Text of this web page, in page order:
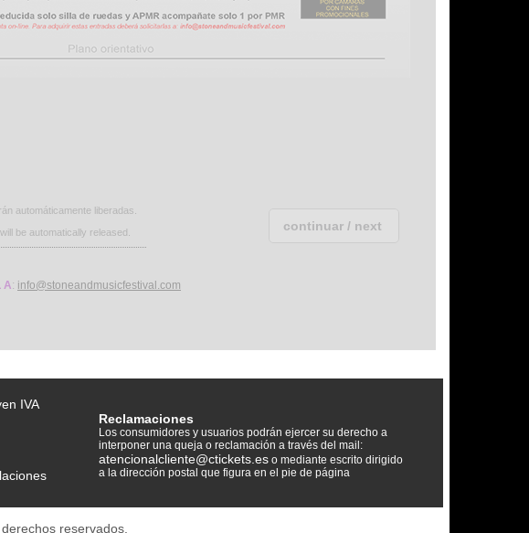
automáticamente liberadas.
be automatically released.
A: info@stoneandmusicfestival.com
IVA
Reclamaciones
Los consumidores y usuarios podrán ejercer su derecho a
interponer una queja o reclamación a través del mail:
atencionalcliente@ctickets.es o mediante escrito dirigido
a la dirección postal que figura en el pie de página
reservados.